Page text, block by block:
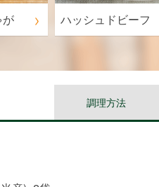
ハッシュドビーフ
調理方法